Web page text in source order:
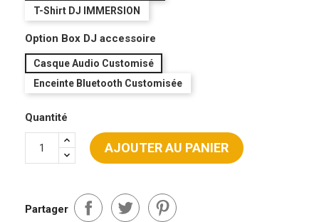
T-Shirt DJ IMMERSION
Option Box DJ accessoire
Casque Audio Customisé
Enceinte Bluetooth Customisée
Quantité
AJOUTER AU PANIER
Partager